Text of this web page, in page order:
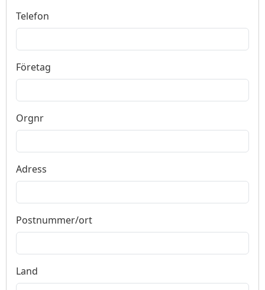
Telefon
Företag
Orgnr
Adress
Postnummer/ort
Land